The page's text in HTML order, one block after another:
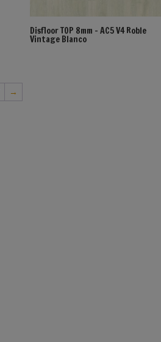
Disfloor TOP 8mm – AC5 V4 Roble
Vintage Blanco
→